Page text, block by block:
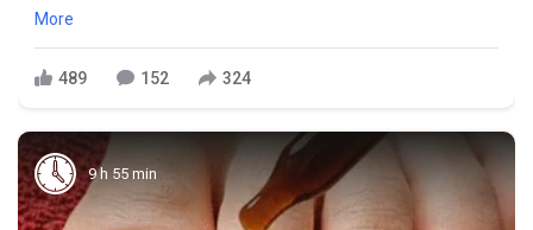
More
489 152 324
9 h 55 min